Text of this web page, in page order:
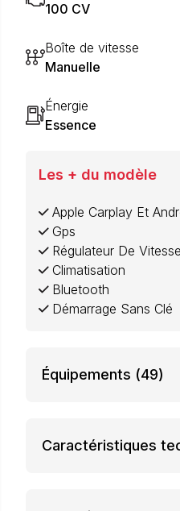
100 CV
Boîte de vitesse
Manuelle
Énergie
Essence
Les + du modèle
Apple Carplay Et
Gps
Régulateur De Vitesse
Climatisation
Bluetooth
Démarrage Sans Clé
Équipements (49)
Caractéristiques